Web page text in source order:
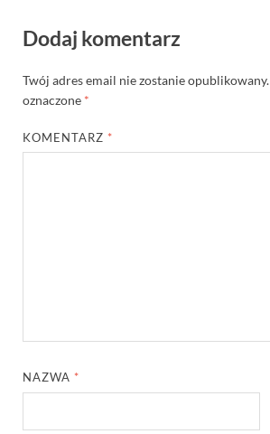
Dodaj komentarz
Twój adres email nie zostanie opublikowany.
oznaczone *
KOMENTARZ *
NAZWA *